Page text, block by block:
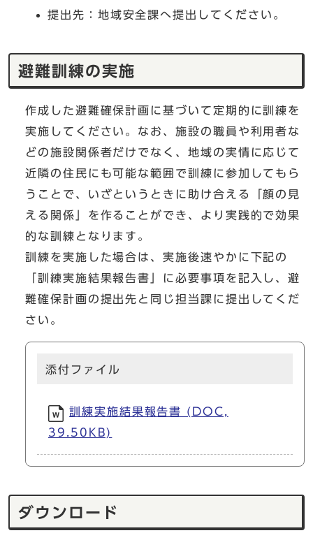
提出先：地域安全課へ提出してください。
避難訓練の実施
作成した避難確保計画に基づいて定期的に訓練を
実施してください。なお、施設の職員や利用者な
どの施設関係者だけでなく、地域の実情に応じて
近隣の住民にも可能な範囲で訓練に参加してもら
うことで、いざというときに助け合える「顔の見
える関係」を作ることができ、より実践的で効果
的な訓練となります。
訓練を実施した場合は、実施後速やかに下記の
「訓練実施結果報告書」に必要事項を記入し、避
難確保計画の提出先と同じ担当課に提出してくだ
さい。
添付ファイル
訓練実施結果報告書 (DOC,
39.50KB)
ダウンロード